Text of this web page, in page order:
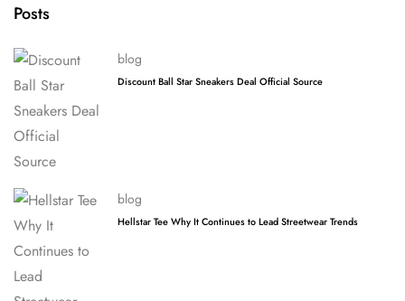
Posts
blog
Discount Ball Star Sneakers Deal Official Source
blog
Hellstar Tee Why It Continues to Lead Streetwear Trends